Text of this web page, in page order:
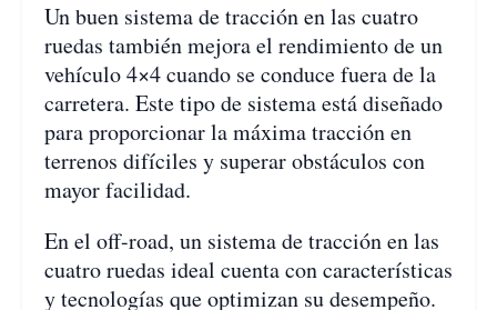
Un buen sistema de tracción en las cuatro
ruedas también mejora el rendimiento de un
vehículo 4×4 cuando se conduce fuera de la
carretera. Este tipo de sistema está diseñado
para proporcionar la máxima tracción en
terrenos difíciles y superar obstáculos con
mayor facilidad.
En el off-road, un sistema de tracción en las
cuatro ruedas ideal cuenta con características
y tecnologías que optimizan su desempeño.